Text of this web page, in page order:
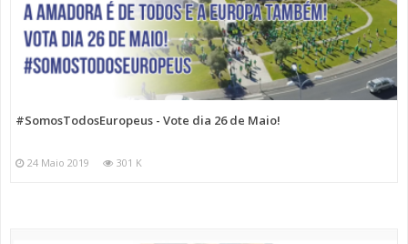
#SomosTodosEuropeus - Vote dia 26 de Maio!
24 Maio 2019 301 K